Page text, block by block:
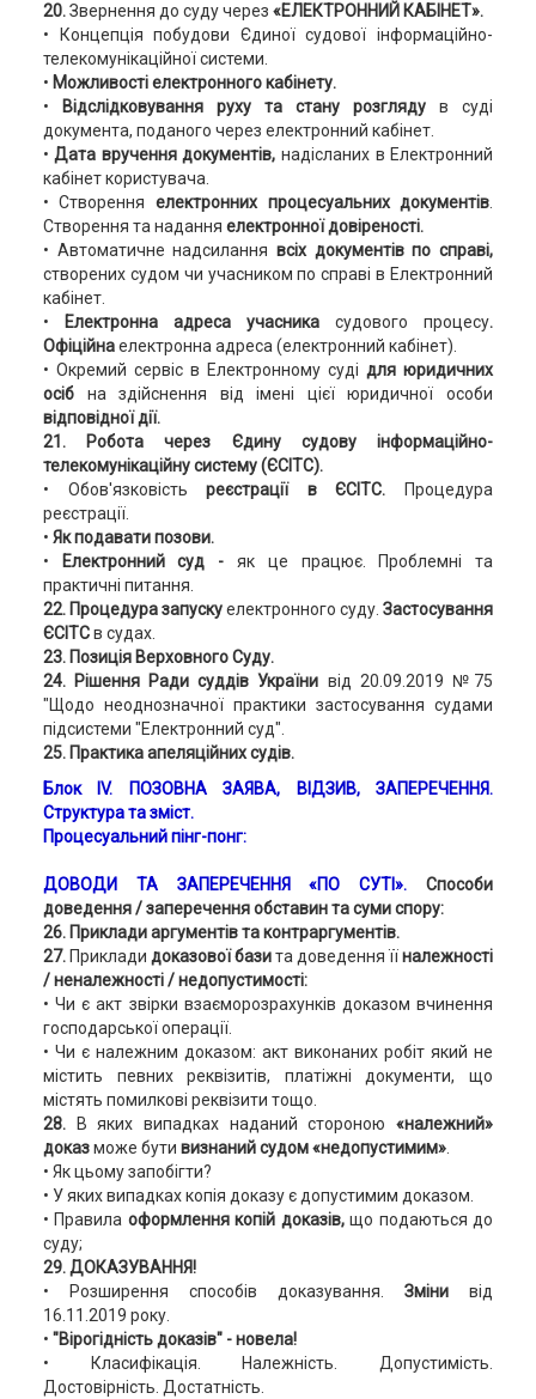
20.Звернення до суду через «ЕЛЕКТРОННИЙ КАБІНЕТ».
• Концепція побудови Єдиної судової інформаційно-
телекомунікаційної системи.
• Можливості електронного кабінету.
•
Відслідковування руху та стану розгляду в суді
документа, поданого через електронний кабінет.
•Дата вручення документів, надісланих в Електронний
кабінет користувача.
• Створення електронних процесуальних документів.
Створення та надання електронної довіреності.
• Автоматичне надсилання всіх документів по справі,
створених судом чи учасником по справі в Електронний
кабінет.
•
Електронна адреса учасникасудового процесу.
Офіційнаелектронна адреса (електронний кабінет).
• Окремий сервіс в Електронному судідля юридичних
осіб на здійснення від імені цієї юридичної особи
відповідної дії.
21. Робота через Єдину судову інформаційно-
телекомунікаційну систему (ЄСІТС).
• Обов'язковість реєстрації в ЄСІТС. Процедура
реєстрації.
• Як подавати позови.
•
Електронний суд - як це працює. Проблемні та
практичні питання.
22. Процедура запускуелектронного суду.Застосування
ЄСІТСв судах.
23. Позиція Верховного Суду.
24. Рішення Ради суддів України від 20.09.2019 №75
"Щодо неоднозначної практики застосування судами
підсистеми "Електронний суд".
25. Практика апеляційних судів.
Блок ІV. ПОЗОВНА ЗАЯВА, ВІДЗИВ, ЗАПЕРЕЧЕННЯ.
Структура та зміст.
Процесуальний пінг-понг:
ДОВОДИ ТА ЗАПЕРЕЧЕННЯ «ПО СУТІ». Способи
доведення / заперечення обставин та суми спору:
26. Приклади аргументів та контраргументів.
27. Приклади доказової базита доведення їїналежності
/ неналежності / недопустимості:
• Чи є акт звірки взаєморозрахунків доказом вчинення
господарської операції.
• Чи є належним доказом: акт виконаних робіт який не
містить певних реквізитів, платіжні документи, що
містять помилкові реквізити тощо.
28.
В яких випадках наданий стороною«належний»
доказможе бути визнаний судом «недопустимим».
• Як цьому запобігти?
• У яких випадках копія доказу є допустимим доказом.
• Правила оформлення копій доказів,що подаються до
суду;
29.ДОКАЗУВАННЯ!
• Розширення способів доказування.Змінивід
16.11.2019 року.
• "Вірогідність доказів"- новела!
• Класифікація. Належність. Допустимість.
Достовірність. Достатність.